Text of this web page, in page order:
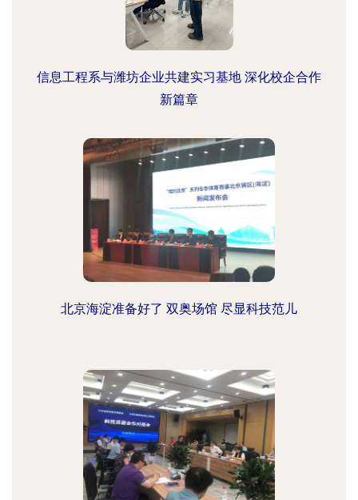
信息工程系与潍坊企业共建实习基地 深化校企合作
新篇章
北京海淀准备好了 双奥场馆 尽显科技范儿